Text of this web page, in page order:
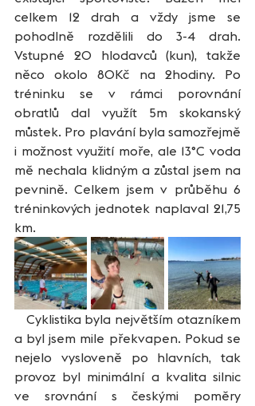
celkem 12 drah a vždy jsme se
pohodlně rozdělili do 3-4 drah.
Vstupné 20 hlodavců (kun), takže
něco okolo 80Kč na 2hodiny. Po
tréninku se v rámci porovnání
obratlů dal využít 5m skokanský
můstek. Pro plavání byla samozřejmě
i možnost využití moře, ale 13°C voda
mě nechala klidným a zůstal jsem na
pevnině. Celkem jsem v průběhu 6
tréninkových jednotek naplaval 21,75
km.
a byl jsem mile překvapen. Pokud se
nejelo vysloveně po hlavních, tak
provoz byl minimální a kvalita silnic
ve srovnání s českými poměry